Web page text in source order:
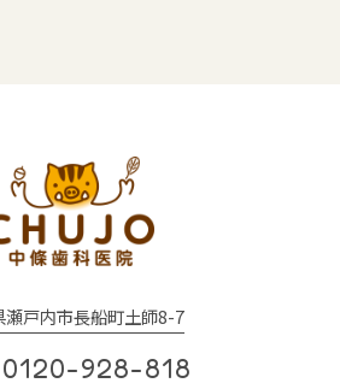
瀬戸内市長船町土師8-7
0120-928-818